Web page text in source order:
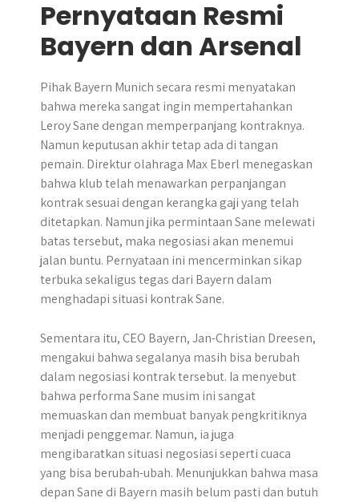
Pernyataan Resmi
Bayern dan Arsenal
Pihak Bayern Munich secara resmi menyatakan
bahwa mereka sangat ingin mempertahankan
Leroy Sane dengan memperpanjang kontraknya.
Namun keputusan akhir tetap ada di tangan
pemain. Direktur olahraga Max Eberl menegaskan
bahwa klub telah menawarkan perpanjangan
kontrak sesuai dengan kerangka gaji yang telah
ditetapkan. Namun jika permintaan Sane melewati
batas tersebut, maka negosiasi akan menemui
jalan buntu. Pernyataan ini mencerminkan sikap
terbuka sekaligus tegas dari Bayern dalam
menghadapi situasi kontrak Sane.
Sementara itu, CEO Bayern, Jan-Christian Dreesen,
mengakui bahwa segalanya masih bisa berubah
dalam negosiasi kontrak tersebut. Ia menyebut
bahwa performa Sane musim ini sangat
memuaskan dan membuat banyak pengkritiknya
menjadi penggemar. Namun, ia juga
mengibaratkan situasi negosiasi seperti cuaca
yang bisa berubah-ubah. Menunjukkan bahwa masa
depan Sane di Bayern masih belum pasti dan butuh